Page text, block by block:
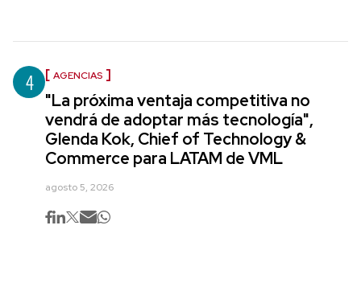
4 AGENCIAS
"La próxima ventaja competitiva no
vendrá de adoptar más tecnología",
Glenda Kok, Chief of Technology &
Commerce para LATAM de VML
agosto 5, 2026